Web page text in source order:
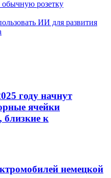
розетку
ИИ для развития
году начнут
ячейки
близкие к
немецкой